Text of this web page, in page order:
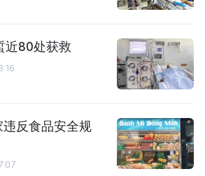
近80处获救
反食品安全规